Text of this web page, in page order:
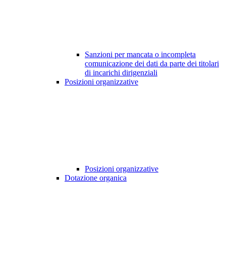
Sanzioni per mancata o incompleta
comunicazione dei dati da parte dei titolari
di incarichi dirigenziali
Posizioni organizzative
Posizioni organizzative
Dotazione organica